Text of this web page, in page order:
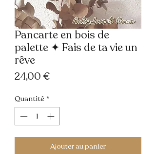
Pancarte en bois de
palette ✦ Fais de ta vie un
rêve
24,00 €
Quantité *
Ajouter au panier